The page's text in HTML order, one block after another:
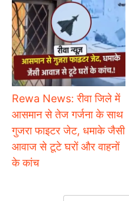
Rewa News: रीवा जिले में
आसमान से तेज गर्जना के साथ
गुजरा फाइटर जेट, धमाके जैसी
आवाज से टूटे घरों और वाहनों
के कांच